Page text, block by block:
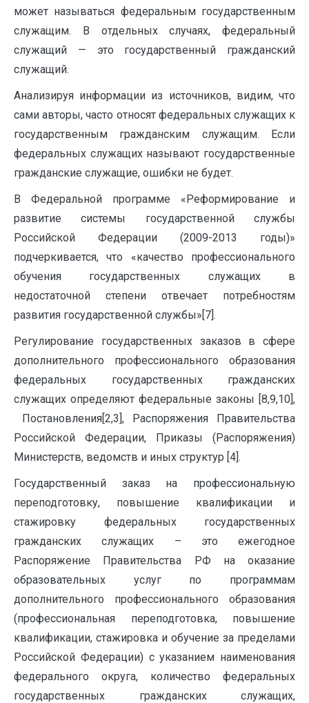
может называться федеральным государственным
служащим. В отдельных случаях, федеральный
служащий — это государственный гражданский
служащий.
Анализируя информации из источников, видим, что
сами авторы, часто относят федеральных служащих к
государственным гражданским служащим. Если
федеральных служащих называют государственные
гражданские служащие, ошибки не будет.
В Федеральной программе «Реформирование и
развитие системы государственной службы
Российской Федерации (2009-2013 годы)»
подчеркивается, что «качество профессионального
обучения государственных служащих в
недостаточной степени отвечает потребностям
развития государственной службы»[7].
Регулирование государственных заказов в сфере
дополнительного профессионального образования
федеральных государственных гражданских
служащих определяют федеральные законы [8,9,10],
Постановления[2,3], Распоряжения Правительства
Российской Федерации, Приказы (Распоряжения)
Министерств, ведомств и иных структур [4].
Государственный заказ на профессиональную
переподготовку, повышение квалификации и
стажировку федеральных государственных
гражданских служащих – это ежегодное
Распоряжение Правительства РФ на оказание
образовательных услуг по программам
дополнительного профессионального образования
(профессиональная переподготовка, повышение
квалификации, стажировка и обучение за пределами
Российской Федерации) с указанием наименования
федерального округа, количество федеральных
государственных гражданских служащих,